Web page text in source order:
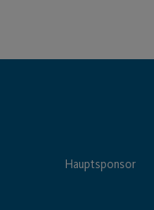
Hauptsponsor